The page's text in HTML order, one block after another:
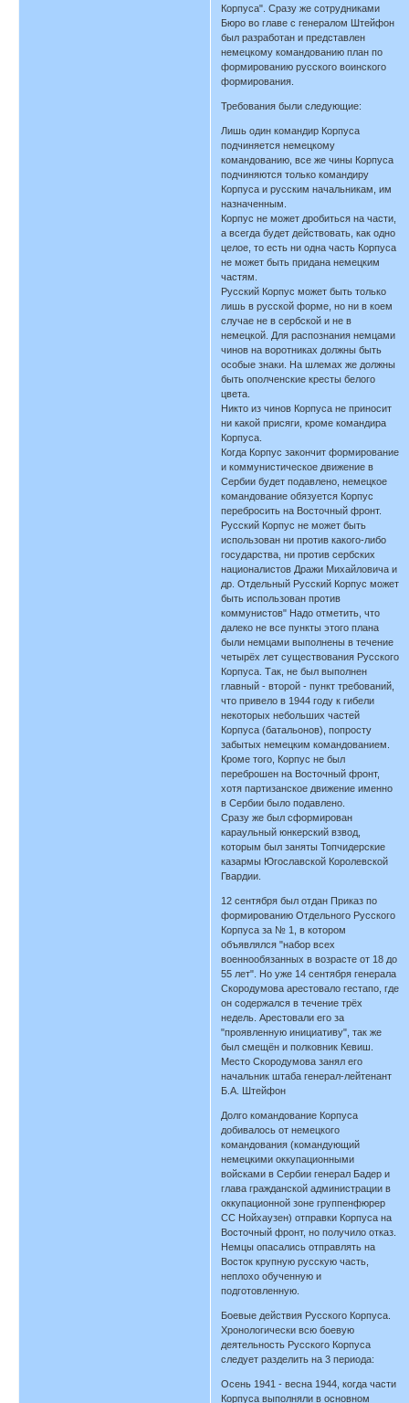
Корпуса". Сразу же сотрудниками
Бюро во главе с генералом Штейфон
был разработан и представлен
немецкому командованию план по
формированию русского воинского
формирования.
Требования были следующие:
Лишь один командир Корпуса
подчиняется немецкому
командованию, все же чины Корпуса
подчиняются только командиру
Корпуса и русским начальникам, им
назначенным.
Корпус не может дробиться на части,
а всегда будет действовать, как одно
целое, то есть ни одна часть Корпуса
не может быть придана немецким
частям.
Русский Корпус может быть только
лишь в русской форме, но ни в коем
случае не в сербской и не в
немецкой. Для распознания немцами
чинов на воротниках должны быть
особые знаки. На шлемах же должны
быть ополченские кресты белого
цвета.
Никто из чинов Корпуса не приносит
ни какой присяги, кроме командира
Корпуса.
Когда Корпус закончит формирование
и коммунистическое движение в
Сербии будет подавлено, немецкое
командование обязуется Корпус
перебросить на Восточный фронт.
Русский Корпус не может быть
использован ни против какого-либо
государства, ни против сербских
националистов Дражи Михайловича и
др. Отдельный Русский Корпус может
быть использован против
коммунистов" Надо отметить, что
далеко не все пункты этого плана
были немцами выполнены в течение
четырёх лет существования Русского
Корпуса. Так, не был выполнен
главный - второй - пункт требований,
что привело в 1944 году к гибели
некоторых небольших частей
Корпуса (батальонов), попросту
забытых немецким командованием.
Кроме того, Корпус не был
переброшен на Восточный фронт,
хотя партизанское движение именно
в Сербии было подавлено.
Сразу же был сформирован
караульный юнкерский взвод,
которым был заняты Топчидерские
казармы Югославской Королевской
Гвардии.
12 сентября был отдан Приказ по
формированию Отдельного Русского
Корпуса за № 1, в котором
объявлялся "набор всех
военнообязанных в возрасте от 18 до
55 лет". Но уже 14 сентября генерала
Скородумова арестовало гестапо, где
он содержался в течение трёх
недель. Арестовали его за
"проявленную инициативу", так же
был смещён и полковник Кевиш.
Место Скородумова занял его
начальник штаба генерал-лейтенант
Б.А. Штейфон
Долго командование Корпуса
добивалось от немецкого
командования (командующий
немецкими оккупационными
войсками в Сербии генерал Бадер и
глава гражданской администрации в
оккупационной зоне группенфюрер
СС Нойхаузен) отправки Корпуса на
Восточный фронт, но получило отказ.
Немцы опасались отправлять на
Восток крупную русскую часть,
неплохо обученную и
подготовленную.
Боевые действия Русского Корпуса.
Хронологически всю боевую
деятельность Русского Корпуса
следует разделить на 3 периода:
Осень 1941 - весна 1944, когда части
Корпуса выполняли в основном